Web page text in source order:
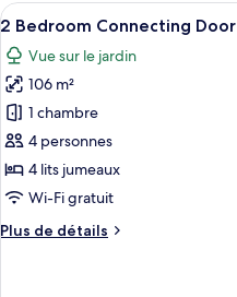
Twin/Double
Afficher
toutes
les
photos
pour
ce
type
de
chambre :
2
7
2 Bedroom Connecting Door
Vue sur le jardin
106 m²
1 chambre
4 personnes
4 lits jumeaux
Wi-Fi gratuit
Plus de détails
Plus